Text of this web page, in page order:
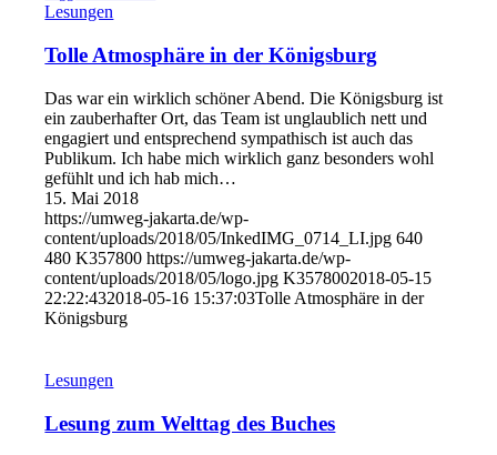
Lesungen
Tolle Atmosphäre in der Königsburg
Das war ein wirklich schöner Abend. Die Königsburg ist
ein zauberhafter Ort, das Team ist unglaublich nett und
engagiert und entsprechend sympathisch ist auch das
Publikum. Ich habe mich wirklich ganz besonders wohl
gefühlt und ich hab mich…
15. Mai 2018
https://umweg-jakarta.de/wp-
content/uploads/2018/05/InkedIMG_0714_LI.jpg 640
480 K357800 https://umweg-jakarta.de/wp-
content/uploads/2018/05/logo.jpg K3578002018-05-15
22:22:432018-05-16 15:37:03Tolle Atmosphäre in der
Königsburg
Lesungen
Lesung zum Welttag des Buches